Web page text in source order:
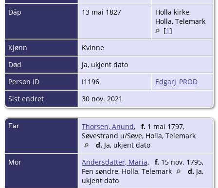
Dåp
13 mai 1827
Holla kirke,
Holla, Telemark
[1]
Kjønn
Kvinne
Død
Ja, ukjent dato
Person ID
I1196
EdgarJ_PROD
Sist endret
30 nov. 2021
Far Thorsen, Anund, f. 1 mai 1797,
Søvestrand u/Søve, Holla, Telemark
d. Ja, ukjent dato
Mor
Andersdatter, Maria, f. 15 nov. 1795,
Fen søndre, Holla, Telemark
d. Ja,
ukjent dato